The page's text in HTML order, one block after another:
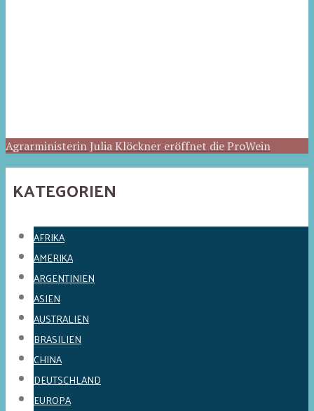
Agrarministerin Julia Klöckner eröffnet die ProWein
KATEGORIEN
AFRIKA
AMERIKA
ARGENTINIEN
ASIEN
AUSTRALIEN
BRASILIEN
CHINA
DEUTSCHLAND
EUROPA